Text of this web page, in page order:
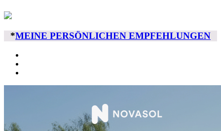
*MEINE PERSÖNLICHEN EMPFEHLUNGEN